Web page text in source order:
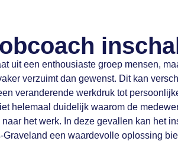
uit een enthousiaste groep mensen,
verzuimt dan gewenst. Dit kan
veranderende werkdruk tot
helemaal duidelijk waarom de
naar het werk. In deze gevallen kan het
Graveland een waardevolle oplossing